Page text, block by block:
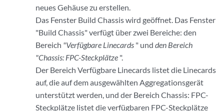
neues Gehäuse zu erstellen.
Das Fenster Build Chassis wird geöffnet. Das Fenster
"Build Chassis" verfügt über zwei Bereiche: den
Bereich "Verfügbare Linecards" und den Bereich
"Chassis: FPC-Steckplätze".
Der Bereich Verfügbare Linecards listet die Linecards
auf, die auf dem ausgewählten Aggregationsgerät
unterstützt werden, und der Bereich Chassis: FPC-
Steckplätze listet die verfügbaren FPC-Steckplätze